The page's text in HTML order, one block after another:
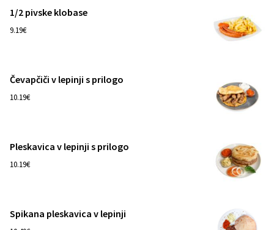
1/2 pivske klobase
9.19€
Čevapčiči v lepinji s prilogo
10.19€
Pleskavica v lepinji s prilogo
10.19€
Spikana pleskavica v lepinji